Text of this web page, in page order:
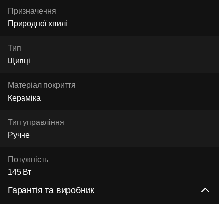
Призначення
Природної хвилі
Тип
Щипці
Матеріал покриття
Кераміка
Тип управління
Ручне
Потужність
145 Вт
Гарантія та виробник